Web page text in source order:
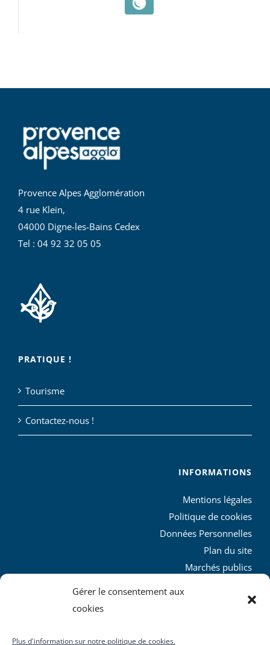
Gérer le consentement aux
cookies
Plus d'information sur notre politique de cookies.
Provence Alpes Agglomération
4 rue Klein,
04000 Digne-les-Bains Cedex
Tel : 04 92 32 05 05
PRATIQUE !
Tourisme
Contactez-nous !
INFORMATIONS
Mentions légales
Politique de cookies
Données Personnelles
Plan du site
Marchés publics
L’agglo recrute